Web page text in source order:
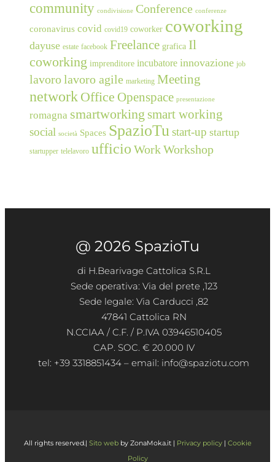
community condivisione Conference conferenze
coronavirus covid covid19 coworker coworking
dayuse estate facebook Freelance grafica Il
coworking imprenditore incubatore innovazione job
lavorolavoro agile marketing Meeting
network Office Openspace presentazione
romagna smartworking smart working
social società Spaces SpazioTustart-up startup
startupper telelavoro ufficio WorkWorkshop
@ 2026 SpazioTu
di H.Bearivage Cattolica S.R.L
Sede operativa: Via del prete ,123
Sede legale: Via Carducci ,82
47841 Cattolica RN
N.CCIAA / C.F. / P.IVA 03946510405
CAP. SOC. € 20.000 IV
tel: +39 3318851434 – email: info@spaziotu.com
All rights reserved.| Sito webby ZonaMoka.it | Privacy policy| Cookie
Policy